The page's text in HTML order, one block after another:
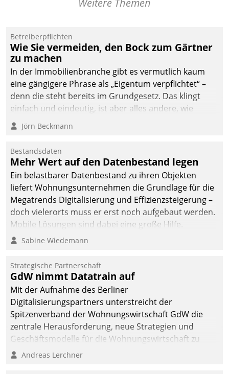
profitieren: Die nahtlose
Datatrain ermöglicht
automatisiert ausgelöste,
zielgerichtete
Mieterbefragungen – eine
starke Grundlage für
intelligente,
Entscheidungen.
Betreiberpflichten
Wie Sie vermeiden, den Bock zum Gärtner
zu machen
In der Immobilienbranche gibt es vermutlich kaum
eine gängigere Phrase als „Eigentum verpflichtet“ –
denn die steht bereits im Grundgesetz. Das klingt
einfach und eindeutig, ist aber alles andere, wie
Branchenbeschäftigte wissen. Denn mit der
Verantwortung folgen Verpflichtungen.
Jörn Beckmann
Bestandsdaten
Mehr Wert auf den Datenbestand legen
Ein belastbarer Datenbestand zu ihren Objekten
liefert Wohnungsunternehmen die Grundlage für die
Megatrends Digitalisierung und Effizienzsteigerung –
doch vielerorts muss er erst noch aufgebaut werden.
Mobile Lösungen sind dabei eine große Hilfe.
Sabine Wiedemann
Strategische Partnerschaft
GdW nimmt Datatrain auf
Mit der Aufnahme des Berliner
Digitalisierungspartners unterstreicht der
Spitzenverband der Wohnungswirtschaft GdW die
zentrale Herausforderung, neue Strategien und
Geschäftsmodelle für die Wohnungswirtschaft zu
entwickeln.
Andreas Lerchner